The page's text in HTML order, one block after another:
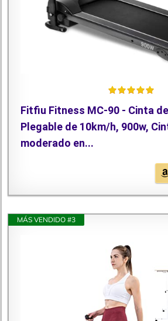
Fitfiu Fitness MC-90 - Cinta
Plegable de 10km/h, 900w,
moderado en...
MÁS VENDIDO #3